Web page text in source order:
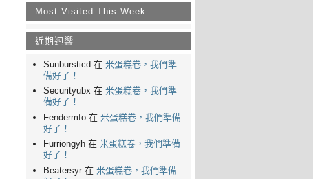
Most Visited This Week
近期迴響
Sunbursticd 在 米蛋糕卷，我們準
備好了！
Securityubx 在 米蛋糕卷，我們準
備好了！
Fendermfo 在 米蛋糕卷，我們準備
好了！
Furriongyh 在 米蛋糕卷，我們準備
好了！
Beatersyr 在 米蛋糕卷，我們準備